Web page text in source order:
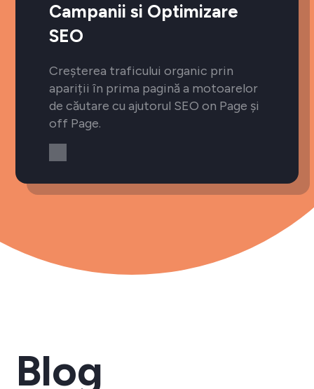
Campanii si Optimizare
SEO
Creșterea traficului organic prin
apariții în prima pagină a motoarelor
de căutare cu ajutorul SEO on Page și
off Page.
Blog